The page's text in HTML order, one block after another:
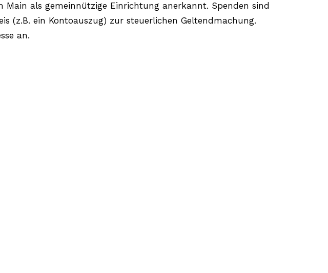
als gemeinnützige Einrichtung anerkannt. Spenden sind
(z.B. ein Kontoauszug) zur steuerlichen Geltendmachung.
an.